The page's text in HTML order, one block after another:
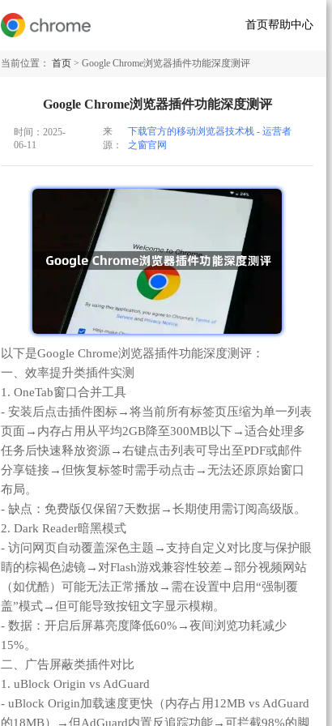
首页帮助中心
当前位置： 首页 > Google Chrome浏览器插件功能深度测评
Google Chrome浏览器插件功能深度测评
时间：2025-
06-11
来
源：
下载官方的移动浏览器技术栈 - 运营者
之窗官网
以下是Google Chrome浏览器插件功能深度测评：
一、效率提升类插件实测
1. OneTab窗口合并工具
- 安装后点击插件图标→将当前所有标签页压缩为单一列表
页面→内存占用从平均2GB降至300MB以下→适合处理多
任务后快速释放资源→右键点击列表可导出至PDF或邮件
分享链接→但恢复标签时需手动点击→无法还原原始窗口
布局。
- 缺点：免费版仅保留7天数据→长期使用需订阅高级版。
2. Dark Reader暗黑模式
- 访问网页自动覆盖深色主题→支持自定义对比度与保护眼
睛的棕褐色滤镜→对Flash游戏兼容性较差→部分视频网站
（如优酷）可能无法正常播放→需在设置中启用“强制覆
盖”模式→但可能导致按钮文字显示模糊。
- 数据：开启后屏幕亮度降低60%→夜间浏览功耗减少
15%。
二、广告屏蔽类插件对比
1. uBlock Origin vs AdGuard
- uBlock Origin加载速度更快（内存占用12MB vs AdGuard
的18MB）→但AdGuard内置反追踪功能→可拦截98%的脚